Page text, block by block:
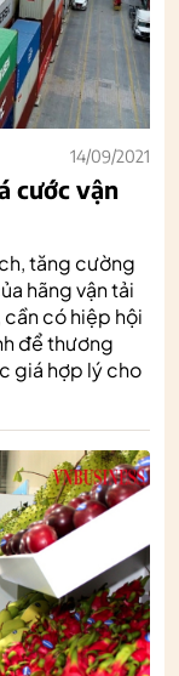
14/09/2021
cước vận
tăng cường
hãng vận tải
có hiệp hội
để thương
giá hợp lý cho